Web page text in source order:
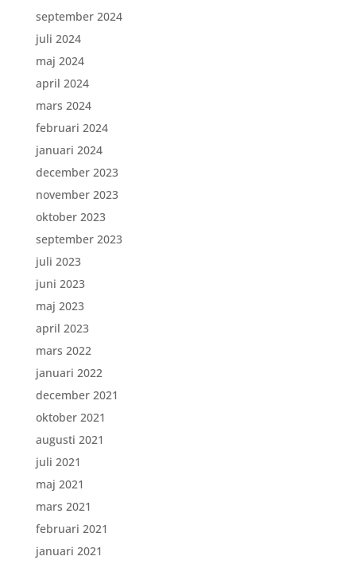
september 2024
juli 2024
maj 2024
april 2024
mars 2024
februari 2024
januari 2024
december 2023
november 2023
oktober 2023
september 2023
juli 2023
juni 2023
maj 2023
april 2023
mars 2022
januari 2022
december 2021
oktober 2021
augusti 2021
juli 2021
maj 2021
mars 2021
februari 2021
januari 2021